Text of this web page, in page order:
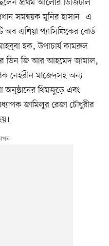
সমন্বয়ক মুনির হাসান। এ
অব এশিয়া প্যাসিফিকের বোর্ড
হক, উপাচার্য কামরুল
ডিন জি আর আহমেদ জামাল,
নেহরীন মাজেদসহ অন্য
অনুষ্ঠানের থিমজুড়ে এবং
জামিলুর রেজা চৌধুরীর